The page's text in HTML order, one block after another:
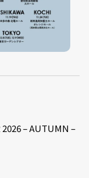
– AUTUMN –